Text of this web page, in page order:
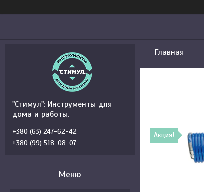
Главная
Акция!
"Стимул": Инструменты для
дома и работы.
+380 (63) 247-62-42
+380 (99) 518-08-07